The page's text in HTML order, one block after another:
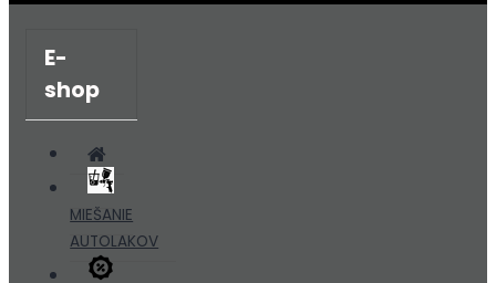
E-
shop
MIEŠANIE
AUTOLAKOV